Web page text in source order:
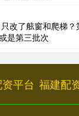
改了舷窗和爬梯？
是第三批次
平台 福建配